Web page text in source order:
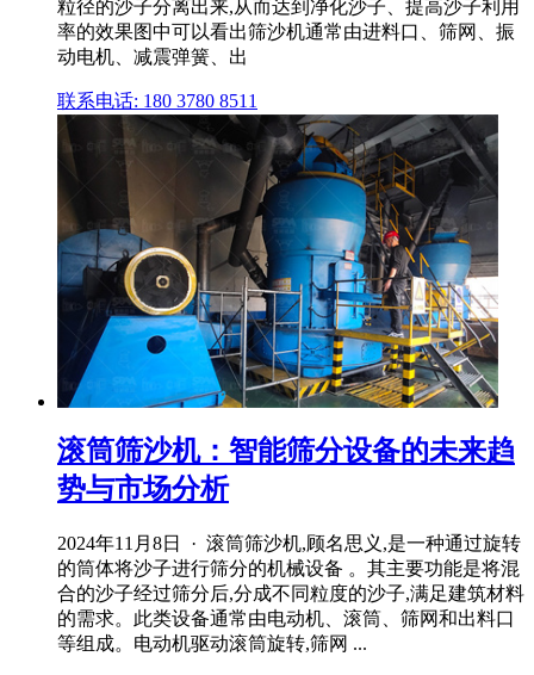
粒径的沙子分离出来,从而达到净化沙子、提高沙子利用
率的效果图中可以看出筛沙机通常由进料口、筛网、振
动电机、减震弹簧、出
联系电话: 180 3780 8511
滚筒筛沙机：智能筛分设备的未来趋
势与市场分析
2024年11月8日 · 滚筒筛沙机,顾名思义,是一种通过旋转
的筒体将沙子进行筛分的机械设备 。其主要功能是将混
合的沙子经过筛分后,分成不同粒度的沙子,满足建筑材料
的需求。此类设备通常由电动机、滚筒、筛网和出料口
等组成。电动机驱动滚筒旋转,筛网 ...